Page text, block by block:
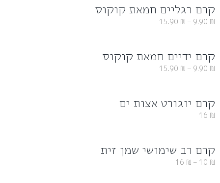
קרם רגליים חמאת קוקוס
9.90 ₪
–
15.90 ₪
קרם ידיים חמאת קוקוס
9.90 ₪
–
15.90 ₪
קרם יוגורט אצות ים
16 ₪
קרם רב שימושי שמן זית
10 ₪
–
16 ₪